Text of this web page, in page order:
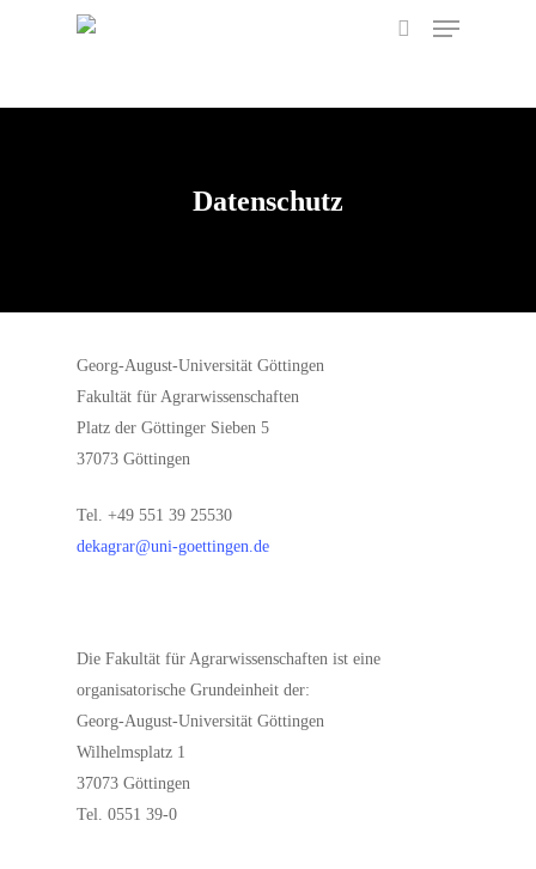
content
Menu
Datenschutz
Georg-August-Universität Göttingen
Fakultät für Agrarwissenschaften
Platz der Göttinger Sieben 5
37073 Göttingen
Tel. +49 551 39 25530
dekagrar@uni-goettingen.de
Die Fakultät für Agrarwissenschaften ist eine
organisatorische Grundeinheit der:
Georg-August-Universität Göttingen
Wilhelmsplatz 1
37073 Göttingen
Tel. 0551 39-0